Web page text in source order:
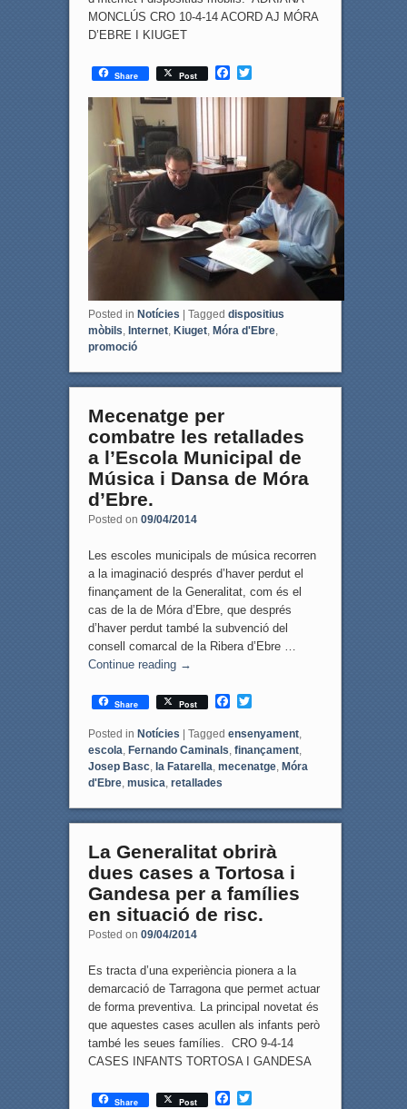
MONCLÚS CRO 10-4-14 ACORD AJ MÓRA
D’EBRE I KIUGET
Share Post
F
c
o
k
T
i
r
Posted in Notícies | Tagged dispositius
mòbils Internet, Kiuget, Móra d'Ebre,
promoció
Mecenatge per
combatre les retallades
a l’Escola Municipal de
Música i Dansa de Móra
d’Ebre.
Posted on 09/04/2014
Les escoles municipals de música recorren
a la imaginació després d’haver perdut el
finançament de la Generalitat, com és el
cas de la de Móra d’Ebre, que després
d’haver perdut també la subvenció del
consell comarcal de la Ribera d’Ebre …
Continue reading →
Share Post
F
c
e
b
o
T
i
t
t
e
Posted in Notícies Tagged ensenyament,
escola, Fernando Caminals, finançament,
Josep Basc, la Fatarella, mecenatge, Móra
d'Ebre, musica, retallades
La Generalitat obrirà
dues cases a Tortosa i
Gandesa per a famílies
en situació de risc.
Posted on 09/04/2014
Es tracta d’una experiència pionera a la
demarcació de Tarragona que permet actuar
de forma preventiva. La principal novetat és
que aquestes cases acullen als infants però
també les seues famílies. CRO 9-4-14
CASES INFANTS TORTOSA I GANDESA
Share Post
F
T